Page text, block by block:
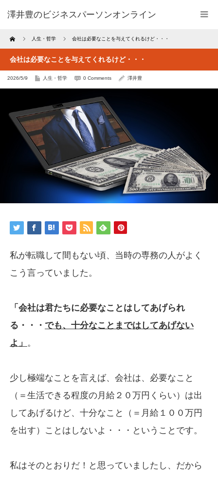
澤井豊のビジネスパーソンオンライン
Home 人生・哲学 会社は必要なことを与えてくれるけど・・・
会社は必要なことを与えてくれるけど・・・
2026/5/9 人生・哲学 0 Comments 澤井豊
私が転職して間もない頃、当時の専務の人がよく
こう言っていました。
「会社は君たちに必要なことはしてあげられ
る・・・ でも、十分なことまでは してあげない
よ」 。
少し極端なことを言えば、会社は、必要なこと
（＝生活できる程度の月給２０万円くらい）は出
してあげるけど、十分なこと（＝月給１００万円
を出す）ことはしないよ・・・ということです。
私はそのとおりだ！と思っていましたし、だから